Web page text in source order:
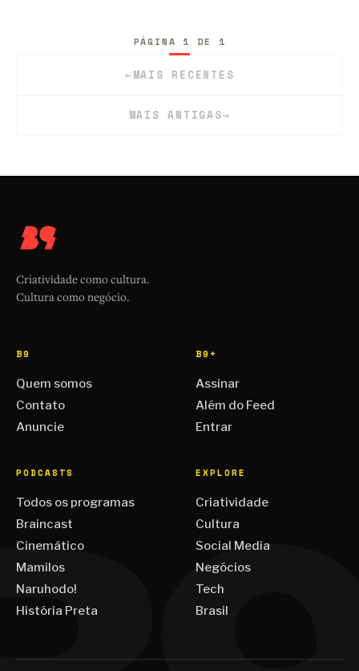
←MAIS RECENTES
PÁGINA 1 DE 1
MAIS ANTIGAS→
Criatividade como cultura.
Cultura como negócio.
B9
Quem somos
Contato
Anuncie
B9+
Assinar
Além do Feed
Entrar
PODCASTS
Todos os programas
Braincast
Cinemático
Mamilos
Naruhodo!
História Preta
EXPLORE
Criatividade
Cultura
Social Media
Negócios
Tech
Brasil